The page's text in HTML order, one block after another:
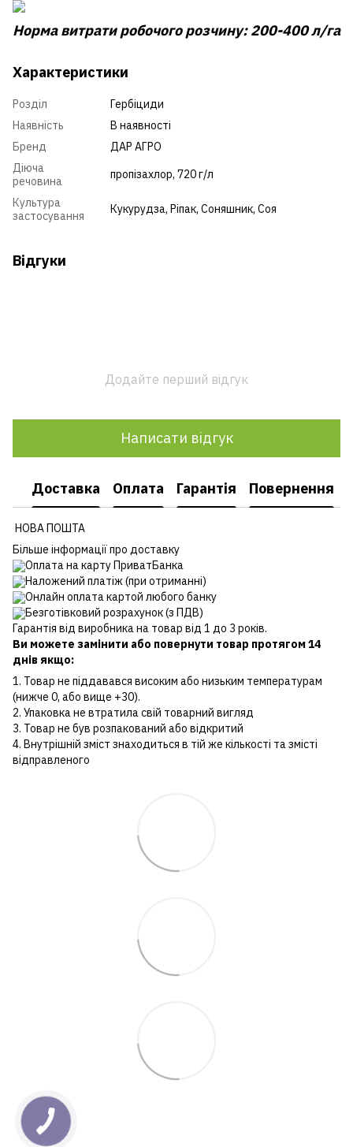
Норма витрати робочого розчину:200-400 л/га
Характеристики
Розділ
Гербіциди
Наявність
В наявності
Бренд
ДАР АГРО
Діюча
речовина
пропізахлор, 720 г/л
Культура
застосування
Кукурудза, Ріпак, Соняшник, Соя
Відгуки
Додайте перший відгук
Написати відгук
Доставка Оплата Гарантія Повернення
НОВА ПОШТА
Більше інформації про доставку
Оплата на карту ПриватБанка
Наложений платіж (при отриманні)
Онлайн оплата картой любого банку
Безготівковий розрахунок (з ПДВ)
Гарантія від виробника на товар від 1 до 3 років.
Ви можете замінити або повернути товар протягом 14
днів якщо:
1. Товар не піддавався високим або низьким температурам
(нижче 0, або вище +30).
2. Упаковка не втратила свій товарний вигляд
3. Товар не був розпакований або відкритий
4. Внутрішній зміст знаходиться в тій же кількості та змісті
відправленого